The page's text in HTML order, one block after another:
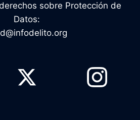
sobre Protección de
Datos: